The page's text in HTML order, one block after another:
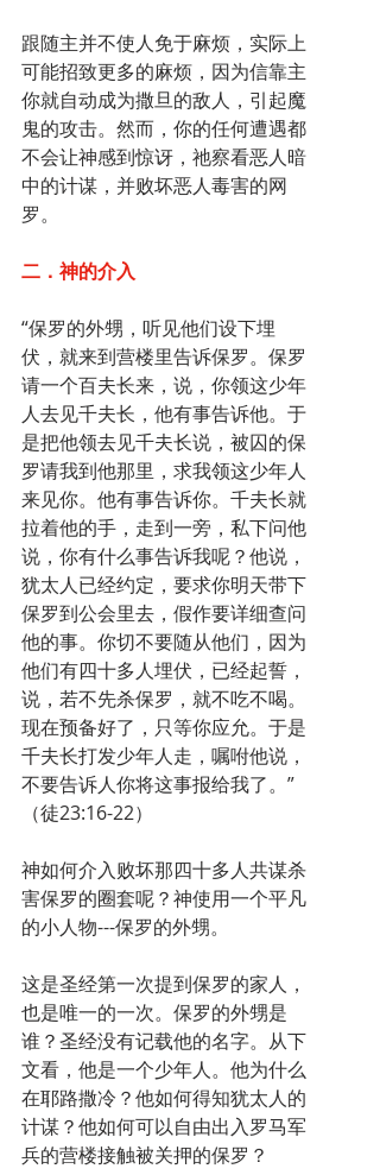
跟随主并不使人免于麻烦，实际上
可能招致更多的麻烦，因为信靠主
你就自动成为撒旦的敌人，引起魔
鬼的攻击。然而，你的任何遭遇都
不会让神感到惊讶，祂察看恶人暗
中的计谋，并败坏恶人毒害的网
罗。
二．神的介入
“保罗的外甥，听见他们设下埋
伏，就来到营楼里告诉保罗。保罗
请一个百夫长来，说，你领这少年
人去见千夫长，他有事告诉他。于
是把他领去见千夫长说，被囚的保
罗请我到他那里，求我领这少年人
来见你。他有事告诉你。千夫长就
拉着他的手，走到一旁，私下问他
说，你有什么事告诉我呢？他说，
犹太人已经约定，要求你明天带下
保罗到公会里去，假作要详细查问
他的事。你切不要随从他们，因为
他们有四十多人埋伏，已经起誓，
说，若不先杀保罗，就不吃不喝。
现在预备好了，只等你应允。于是
千夫长打发少年人走，嘱咐他说，
不要告诉人你将这事报给我了。”
（徒23:16-22）
神如何介入败坏那四十多人共谋杀
害保罗的圈套呢？神使用一个平凡
的小人物---保罗的外甥。
这是圣经第一次提到保罗的家人，
也是唯一的一次。保罗的外甥是
谁？圣经没有记载他的名字。从下
文看，他是一个少年人。他为什么
在耶路撒冷？他如何得知犹太人的
计谋？他如何可以自由出入罗马军
兵的营楼接触被关押的保罗？